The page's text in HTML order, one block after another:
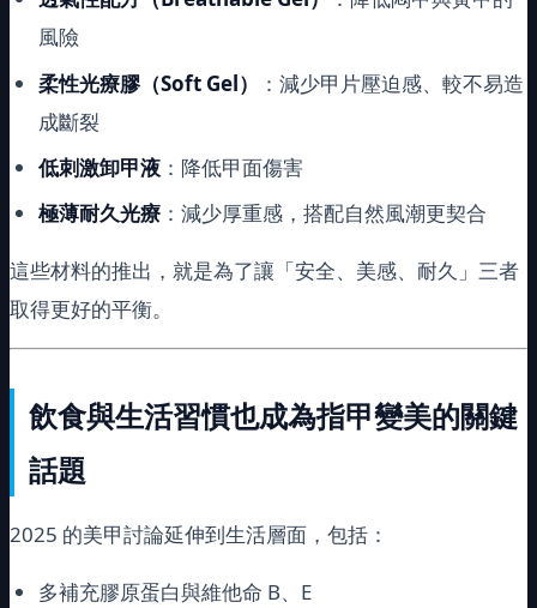
風險
柔性光療膠（Soft Gel）
：減少甲片壓迫感、較不易造
成斷裂
低刺激卸甲液 ：降低甲面傷害
極薄耐久光療 ：減少厚重感，搭配自然風潮更契合
這些材料的推出，就是為了讓「安全、美感、耐久」三者
取得更好的平衡。
飲食與生活習慣也成為指甲變美的關鍵
話題
2025 的美甲討論延伸到生活層面，包括：
多補充膠原蛋白與維他命 B、E